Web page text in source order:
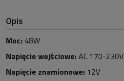
Opis
Moc: 48W
Napięcie wejściowe: AC 170-230V
Napięcie znamionowe: 12V